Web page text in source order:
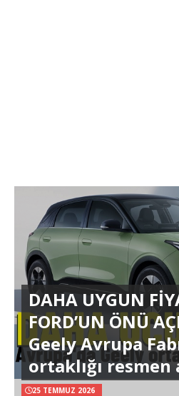
DAHA UYGUN
FORD’UN ÖNÜ
Geely Avrupa
ortaklığı resmen
25 TEMMUZ 2026